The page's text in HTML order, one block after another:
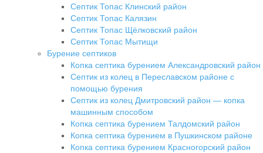
Септик Топас Клинский район
Септик Топас Калязин
Септик Топас Щёлковский район
Септик Топас Мытищи
Бурение септиков
Копка септика бурением Александровский район
Септик из колец в Переславском районе с
помощью бурения
Септик из колец Дмитровский район — копка
машинным способом
Копка септика бурением Талдомский район
Копка септика бурением в Пушкинском районе
Копка септика бурением Красногорский район